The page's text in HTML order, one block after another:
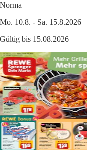
Norma
Mo. 10.8. - Sa. 15.8.2026
Gültig bis 15.08.2026